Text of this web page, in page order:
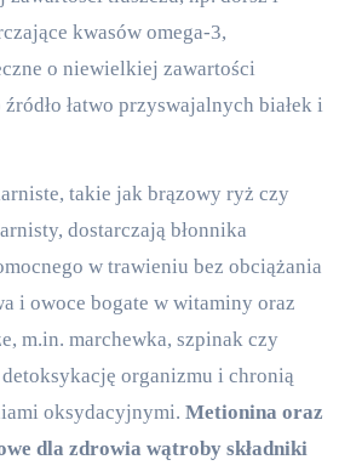
kwasów omega-3,
o niewielkiej zawartości
źródło łatwo przyswajalnych białek i
takie jak brązowy ryż czy
dostarczają błonnika
w trawieniu bez obciążania
i owoce bogate w witaminy oraz
m.in. marchewka, szpinak czy
detoksykację organizmu i chronią
oksydacyjnymi. Metionina oraz
dla zdrowia wątroby składniki